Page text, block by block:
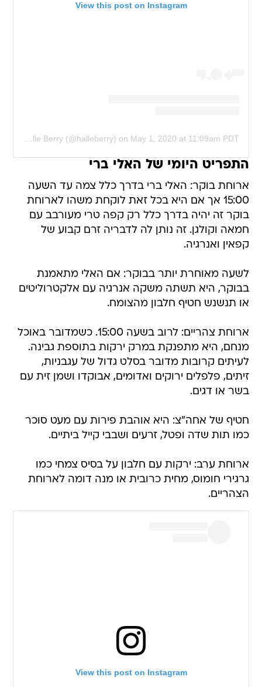
View this post on Instagram
on May 1, 2020 at 11:09am PDT
התפריט היומי של האלי ברי
ארוחת בוקר: האלי ברי בדרך כלל צמה עד השעה
15:00 אך אם היא בכל זאת לוקחת משהו לארוחת
בוקר זה יהיה בדרך כלל רק קפה טרי מעורבב עם
חמאה וקולגן. זה נותן לה לדבריה זרם קבוע של
קפאין ואנרגיה.
לשעה מאוחרת יותר בבוקר: אם האלי מתאמנת
בבוקר, היא תשתה משקה אנרגיה עם אלקטרוליטים
או תנשנש חטיף חלבון מהצומח.
ארוחת צהריים: לרוב בשעה 15:00. כשמדובר באוכל
מנחם, היא מתפנקת במרק ירקות בתוספת גבינה.
לעיתים קרובות מדובר בסלט גדול של עגבניות,
זיתים, פלפלים ירוקים ואדומים, אבוקדו ושמן זית עם
בשר או דגים.
חטיף של אחה"צ: היא אוהבת פירות עם מעט סוכר
כמו תות שדה ופטל, זרעים ושבבי קייל ביתיים.
ארוחת ערב: ירקות עם חלבון על בסיס צמחי כמו
גרגירי חומוס, מחית כרובית או מנה דומה לארוחת
הצהריים.
View this post on Instagram